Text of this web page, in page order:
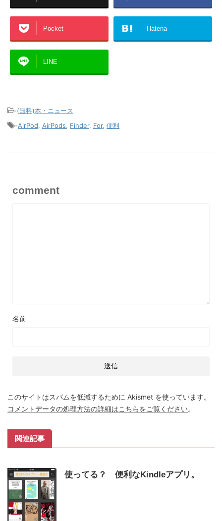
Pocket Hatena
LINE
-(無料)本・ニュース
-AirPod AirPods Finder, For, 便利
comment
名前
このサイトはスパムを低減するために Akismet を使っています。
コメントデータの処理方法の詳細はこちらをご覧ください。
関連記事
使ってる？ 便利なKindleアプリ。